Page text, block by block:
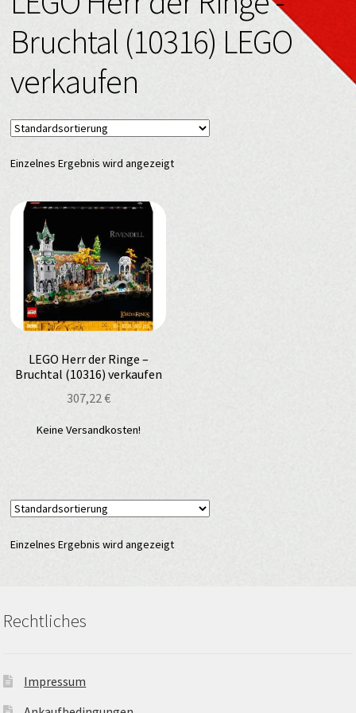
Bruchtal (10316) LEGO
verkaufen
Einzelnes Ergebnis wird angezeigt
LEGO Herr der Ringe –
Bruchtal (10316) verkaufen
307,22€
Keine Versandkosten!
Einzelnes Ergebnis wird angezeigt
Rechtliches
Impressum